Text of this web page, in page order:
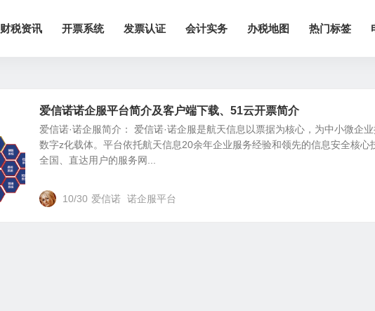
财税资讯 开票系统 发票认证 会计实务 办税地图 热门标签
爱信诺诺企服平台简介及客户端下载、51云开票简介
爱信诺·诺企服简介： 爱信诺·诺企服是航天信息以票据为核心，为中小微企
数字z化载体。平台依托航天信息20余年企业服务经验和领先的信息安全核心
全国、直达用户的服务网...
10/30 爱信诺 诺企服平台